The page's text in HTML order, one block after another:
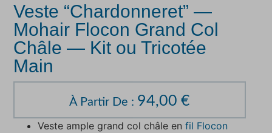
Veste “Chardonneret” —
Mohair Flocon Grand Col
Châle — Kit ou Tricotée
Main
À Partir De : 94,00€
Veste ample grand col châle enfil Flocon